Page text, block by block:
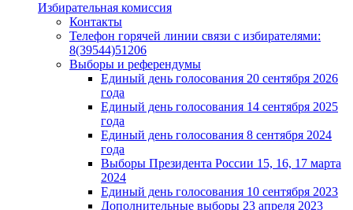
Избирательная комиссия
Контакты
Телефон горячей линии связи с избирателями:
8(39544)51206
Выборы и референдумы
Единый день голосования 20 сентября 2026
года
Единый день голосования 14 сентября 2025
года
Единый день голосования 8 сентября 2024
года
Выборы Президента России 15, 16, 17 марта
2024
Единый день голосования 10 сентября 2023
Дополнительные выборы 23 апреля 2023